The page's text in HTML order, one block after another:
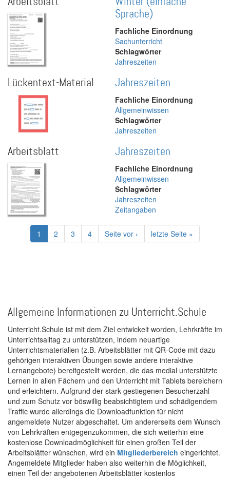
Sprache)
Fachliche Einordnung
Sachunterricht
Schlagwörter
Jahreszeiten
Lückentext-Material Jahreszeiten
Fachliche Einordnung
Allgemeinwissen
Schlagwörter
Jahreszeiten
Arbeitsblatt Jahreszeiten
Fachliche Einordnung
Allgemeinwissen
Schlagwörter
Jahreszeiten
Zeitangaben
Seitennummerierung
Aktuelle
Seite
1 Page
2 Page
3 Page
4
Nächste
Seite
Seite vor ›
Letzte
Seite
letzte Seite »
Allgemeine Informationen zu Unterricht.Schule
Unterricht.Schule ist mit dem Ziel entwickelt worden, Lehrkräfte im
Unterrichtsalltag zu unterstützen, indem neuartige
Unterrichtsmaterialien (z.B. Arbeitsblätter mit QR-Code mit dazu
gehörigen interaktiven Übungen sowie andere interaktive
Lernangebote) bereitgestellt werden, die das medial unterstützte
Lernen in allen Fächern und den Unterricht mit Tablets bereichern
und erleichtern. Aufgrund der stark gestiegenen Besucherzahl
und zum Schutz vor böswillig beabsichtigtem und schädigendem
Traffic wurde allerdings die Downloadfunktion für nicht
angemeldete Nutzer abgeschaltet. Um andererseits dem Wunsch
von Lehrkräften entgegenzukommen, die sich weiterhin eine
kostenlose Downloadmöglichkeit für einen großen Teil der
Arbeitsblätter wünschen, wird ein Mitgliederbereich eingerichtet.
Angemeldete Mitglieder haben also weiterhin die Möglichkeit,
einen Teil der angebotenen Arbeitsblätter kostenlos